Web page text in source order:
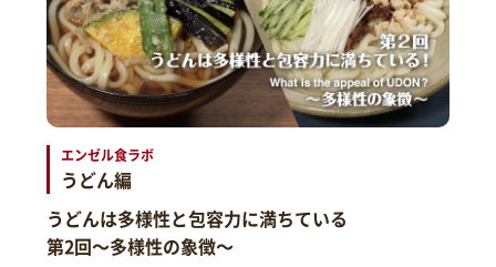
エンゼル食ラボ
うどん編
うどんは多様性と包容力に満ちている
第2回～多様性の象徴～